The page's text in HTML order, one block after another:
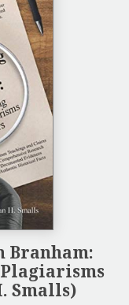
Smalls)